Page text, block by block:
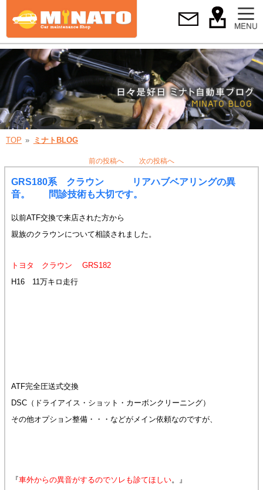
TOP ミナトBLOG
前の投稿へ 次の投稿へ
GRS180系 クラウン リアハブベアリングの異
音。 問診技術も大切です。
以前ATF交換で来店された方から
親族のクラウンについて相談されました。
トヨタ クラウン GRS182
H16 11万キロ走行
ATF完全圧送式交換
DSC（ドライアイス・ショット・カーボンクリーニング）
その他オプション整備・・・などがメイン依頼なのですが、
『車外からの異音がするのでソレも診てほしい。』